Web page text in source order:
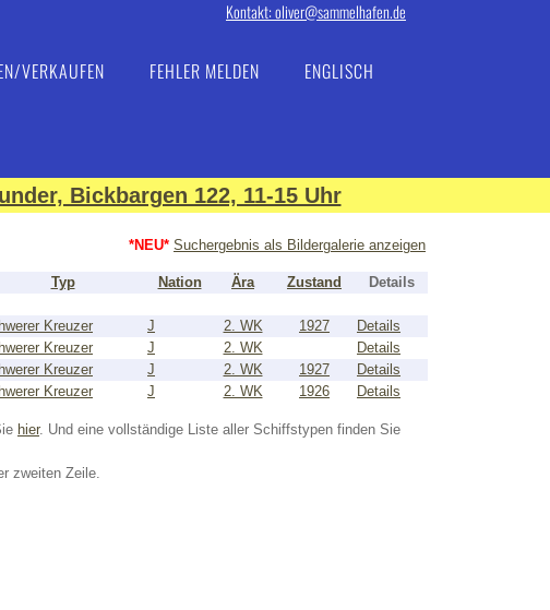
Kontakt: oliver@sammelhafen.de
VERKAUFEN FEHLER MELDEN
ENGLISCH
Bickbargen 122, 11-15 Uhr
*NEU* Suchergebnis als Bildergalerie anzeigen
Typ Nation Ära Zustand
Details
Kreuzer J 2. WK 1927
Details
Kreuzer J 2. WK
Details
Kreuzer J 2. WK 1927
Details
Kreuzer J 2. WK 1926 Details
hier. Und eine vollständige Liste aller Schiffstypen finden Sie
zweiten Zeile.